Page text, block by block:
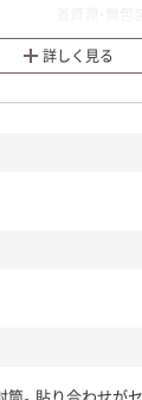
分別・リサイクルしや
詳しく見る